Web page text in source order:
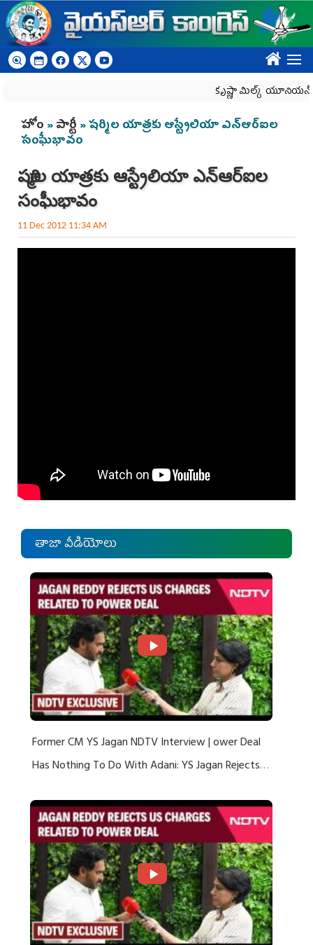
Skip to main content
????
కృష్ణా మిల్క్‌ యూనియన్‌
You are here
హోం »పార్టీ » షర్మిల యాత్రకు ఆస్ట్రేలియా ఎన్ఆర్ఐల
సంఘీభావం
షర్మిల యాత్రకు ఆస్ట్రేలియా ఎన్ఆర్ఐల
సంఘీభావం
11 Dec 2012 11:34 AM
తాజా వీడియోలు
Former CM YS Jagan NDTV Interview | ower Deal
Has Nothing To Do With Adani: YS Jagan Rejects